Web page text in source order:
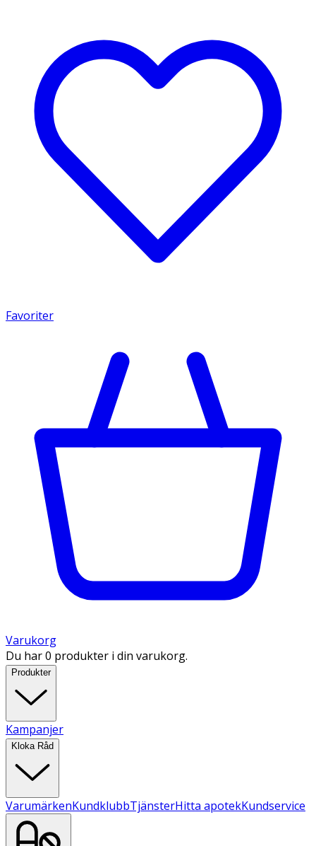
Favoriter
Varukorg
Du har 0 produkter i din varukorg.
Produkter
Kampanjer
Kloka Råd
VarumärkenKundklubbTjänsterHitta apotekKundservice